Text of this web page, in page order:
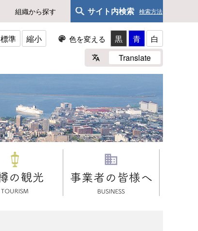
組織から探す サイト内検索 検索方法
標準 縮小 色を変える 黒 青
白
Translate